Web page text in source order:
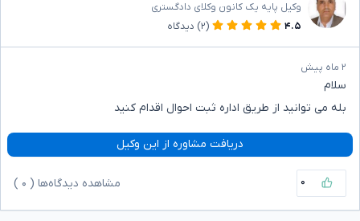
وکیل پایه یک کانون وکلای دادگستری
۴.۵
(۲) دیدگاه
۲ ماه پیش
سلام
بله می توانید از طریق اداره ثبت احوال اقدام کنید
دریافت مشاوره از این وکیل
۰ مشاهده دیدگاه‌ها ( ۰